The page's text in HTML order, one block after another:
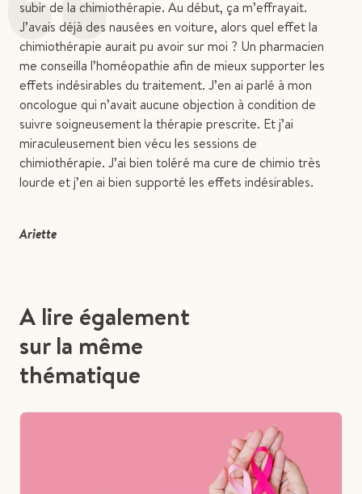
subir de la chimiothérapie. Au début, ça m’effrayait.
J’avais déjà des nausées en voiture, alors quel effet la
chimiothérapie aurait pu avoir sur moi ? Un pharmacien
me conseilla l’homéopathie afin de mieux supporter les
effets indésirables du traitement. J’en ai parlé à mon
oncologue qui n’avait aucune objection à condition de
suivre soigneusement la thérapie prescrite. Et j’ai
miraculeusement bien vécu les sessions de
chimiothérapie. J’ai bien toléré ma cure de chimio très
lourde et j’en ai bien supporté les effets indésirables.
Ariette
A lire également
sur la même
thématique